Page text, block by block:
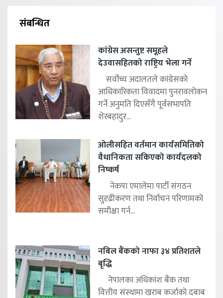
संबन्धित
कांग्रेस असन्तुष्ट समूहले
देउवासहितको राष्ट्रिय भेला गर्ने
सर्वोच्च अदालतले कांग्रेसको
आधिकारिकता विवादमा पुनरावलोकन
गर्ने अनुमति दिएसँगै पूर्वसभापति
शेरबहादुर...
ओलीसहित वर्तमान कार्यसमितिको
वैधानिकता सकिएको कार्यदलको
निष्कर्ष
नेकपा एमालेमा पार्टी संगठन
सुदृढीकरण तथा निर्वाचन परिणामको
समीक्षा गर्न...
नबिल बैंकको नाफा ३४ प्रतिशतले
बृद्धि
नेपालका अधिकांश बैंक तथा
वित्तीय संस्थामा खराब कर्जाको दबाब